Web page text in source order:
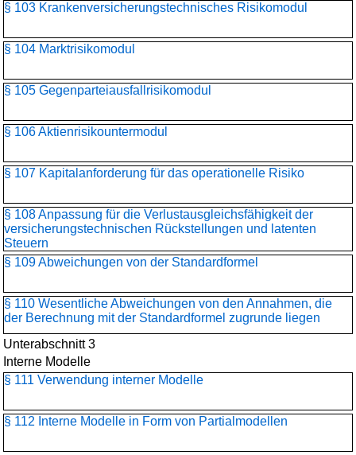
§ 103 Krankenversicherungs­technisches Risikomodul
§ 104 Marktrisikomodul
§ 105 Gegenparteiausfallrisikomodul
§ 106 Aktienrisikountermodul
§ 107 Kapitalanforderung für das operationelle Risiko
§ 108 Anpassung für die Verlustausgleichsfähigkeit der
versicherungstechnischen Rückstellungen und latenten
Steuern
§ 109 Abweichungen von der Standardformel
§ 110 Wesentliche Abweichungen von den Annahmen, die
der Berechnung mit der Standardformel zugrunde liegen
Unterabschnitt 3
Interne Modelle
§ 111 Verwendung interner Modelle
§ 112 Interne Modelle in Form von Partialmodellen